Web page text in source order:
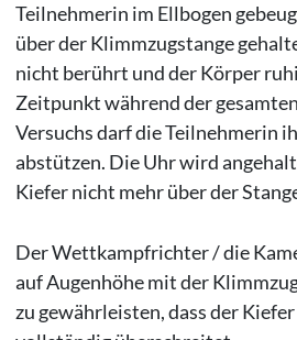
Teilnehmerin im Ellbogen
über der Klimmzugstange
nicht berührt und der Körper
Zeitpunkt während der
Versuchs darf die Teilnehmerin
abstützen. Die Uhr wird
Kiefer nicht mehr über der
Der Wettkampfrichter / die
auf Augenhöhe mit der
zu gewährleisten, dass der